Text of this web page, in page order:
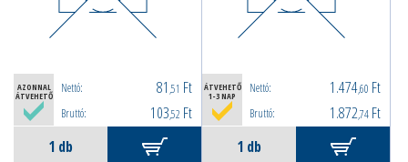
AZONNAL
ÁTVEHETŐ
Nettó: 81 ,51 Ft
Bruttó: 103,52 Ft
ÁTVEHETŐ
1-3 NAP
Nettó: 1.474,60 Ft
Bruttó: 1.872,74 Ft